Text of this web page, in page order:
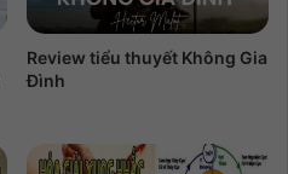
Review tiểu thuyết Không Gia
Đình